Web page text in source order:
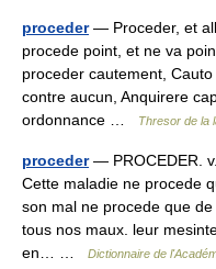
proceder— Proceder, et
procede point, et ne va
proceder cautement,
contre aucun, Anquirere
ordonnance …
Thresor de la
proceder— PROCEDER.
Cette maladie ne procede
son mal ne procede que
tous nos maux. leur
en… …
Dictionnaire de